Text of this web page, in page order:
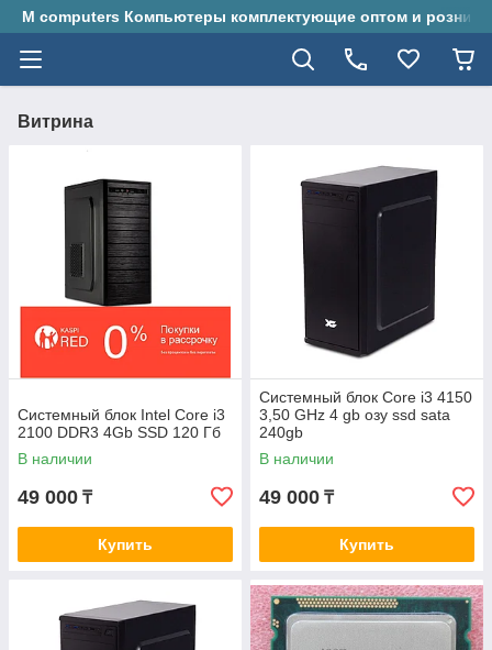
M computers Компьютеры комплектующие оптом и
Витрина
Системный блок Intel Core i3
2100 DDR3 4Gb SSD 120 Гб
В наличии
49 000 ₸
Купить
Системный блок Core i3 4150
3,50 GHz 4 gb озу ssd sata
240gb
В наличии
49 000 ₸
Купить